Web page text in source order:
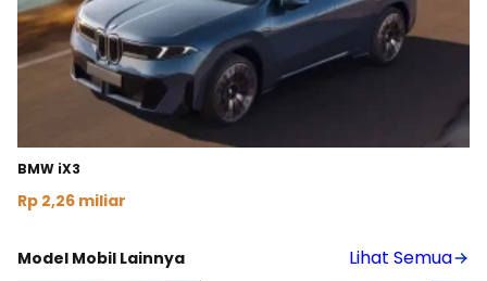
BMW iX3
Rp 2,26 miliar
Model Mobil Lainnya Lihat Semua